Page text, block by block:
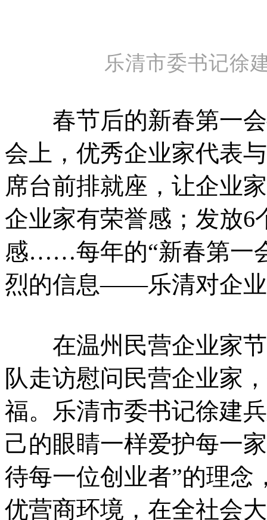
乐清市委书记徐
春节后的新春第一
会上，优秀企业家代表
席台前排就座，让企业
企业家有荣誉感；发放
感……每年的“新春第一
烈的信息——乐清对企业
在温州民营企业家节
队走访慰问民营企业家
福。乐清市委书记徐建
己的眼睛一样爱护每一
待每一位创业者”的理念
优营商环境，在全社会